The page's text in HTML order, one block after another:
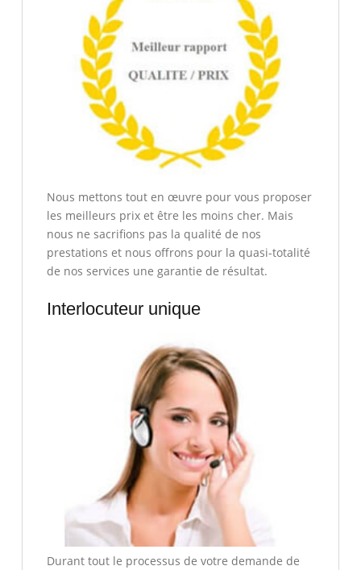
Nous mettons tout en œuvre pour vous proposer
les meilleurs prix et être les moins cher. Mais
nous ne sacrifions pas la qualité de nos
prestations et nous offrons pour la quasi-totalité
de nos services une garantie de résultat.
Interlocuteur unique
Durant tout le processus de votre demande de